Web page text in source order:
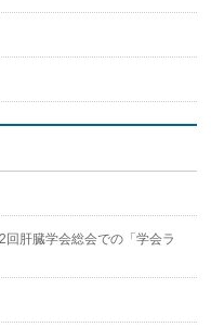
肝臓学会総会での「学会ラ